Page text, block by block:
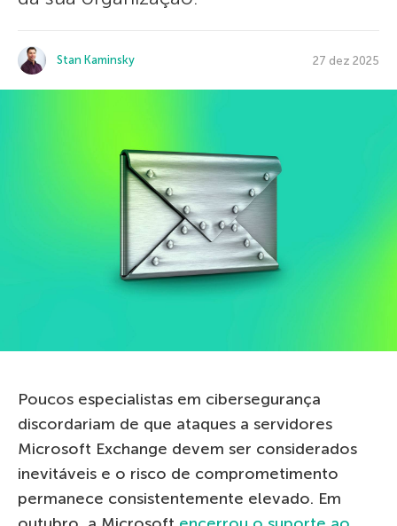
Stan Kaminsky 27 dez 2025
Poucos especialistas em cibersegurança
discordariam de que ataques a servidores
Microsoft Exchange devem ser considerados
inevitáveis e o risco de comprometimento
permanece consistentemente elevado. Em